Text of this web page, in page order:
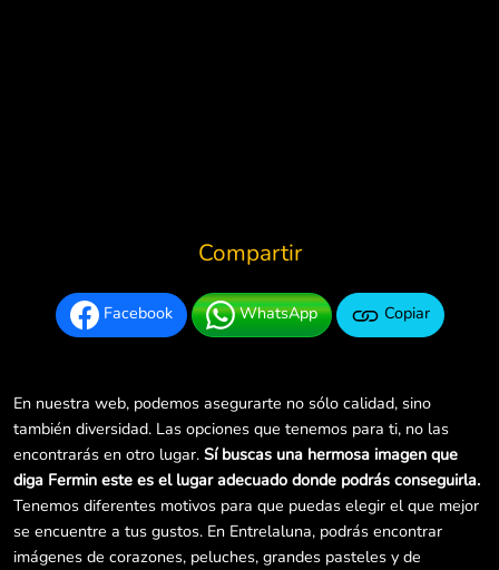
Compartir
Facebook WhatsApp Copiar
En nuestra web, podemos asegurarte no sólo calidad, sino
también diversidad. Las opciones que tenemos para ti, no las
encontrarás en otro lugar. Sí buscas una hermosa imagen que
diga Fermin este es el lugar adecuado donde podrás conseguirla.
Tenemos diferentes motivos para que puedas elegir el que mejor
se encuentre a tus gustos. En Entrelaluna, podrás encontrar
imágenes de corazones, peluches, grandes pasteles y de